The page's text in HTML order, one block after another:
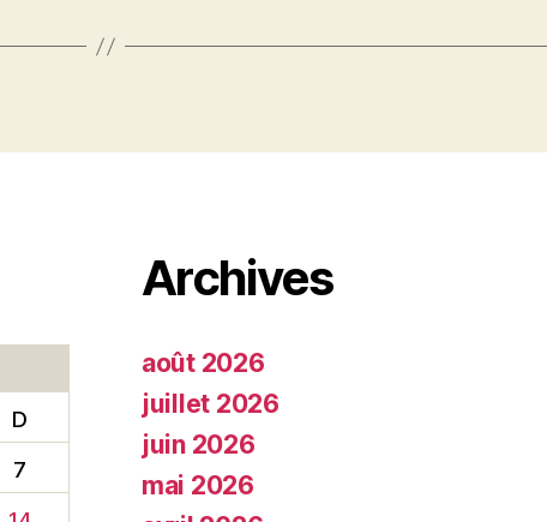
D
7
Archives
août 2026
juillet 2026
juin 2026
mai 2026